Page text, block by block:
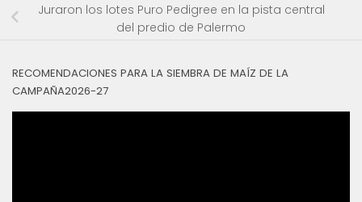
Juraron los lotes Puro Pedigree en la pista central
del predio de Palermo
RECOMENDACIONES PARA LA SIEMBRA DE MAÍZ DE LA
CAMPAÑA2026-27